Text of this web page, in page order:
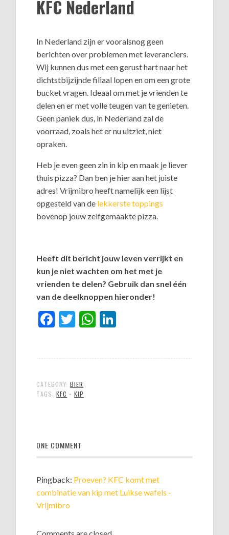
KFC Nederland
In Nederland zijn er vooralsnog geen
berichten over problemen met leveranciers.
Wij kunnen dus met een gerust hart naar het
dichtstbijzijnde filiaal lopen en om een grote
bucket vragen. Ideaal om met je vrienden te
delen en er met volle teugen van te genieten.
Geen paniek dus, in Nederland zal de
voorraad, zoals het er nu uitziet, niet
opraken.
Heb je even geen zin in kip en maak je liever
thuis pizza? Dan ben je hier aan het juiste
adres! Vrijmibro heeft namelijk een lijst
opgesteld van de lekkerste toppings
bovenop jouw zelfgemaakte pizza.
Heeft dit bericht jouw leven verrijkt en
kun je niet wachten om het met je
vrienden te delen? Gebruik dan snel één
van de deelknoppen hieronder!
Facebook
TwitterWhatsApp
CATEGORY:BIER
TAGS:KFC •KIP
ONE COMMENT
Pingback: Proeven? KFC komt met
combinatie van kip met Luikse wafels -
Vrijmibro